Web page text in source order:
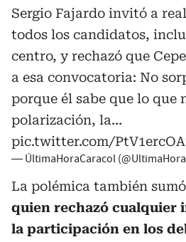
Sergio Fajardo invitó a
todos los candidatos,
centro, y rechazó que
a esa convocatoria: No
porque él sabe que lo que
polarización, la…
pic.twitter.com/
— ÚltimaHoraCaracol
La polémica también
quien rechazó cualquier
la participación en los